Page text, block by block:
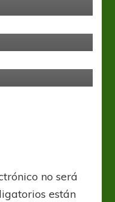
no será
están